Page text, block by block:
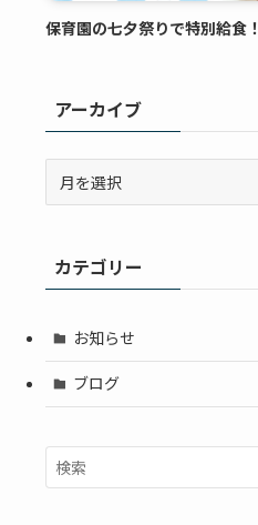
保育園の七夕祭りで特別給食！
アーカイブ
ブカテゴリー
お知らせ
ブログ